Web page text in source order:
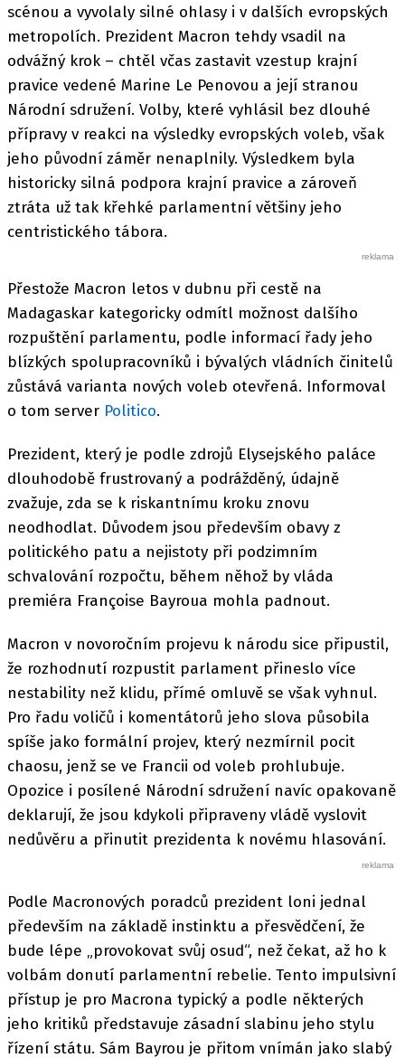
scénou a vyvolaly silné ohlasy i v dalších evropských
metropolích. Prezident Macron tehdy vsadil na
odvážný krok – chtěl včas zastavit vzestup krajní
pravice vedené Marine Le Penovou a její stranou
Národní sdružení. Volby, které vyhlásil bez dlouhé
přípravy v reakci na výsledky evropských voleb, však
jeho původní záměr nenaplnily. Výsledkem byla
historicky silná podpora krajní pravice a zároveň
ztráta už tak křehké parlamentní většiny jeho
centristického tábora.
Přestože Macron letos v dubnu při cestě na
Madagaskar kategoricky odmítl možnost dalšího
rozpuštění parlamentu, podle informací řady jeho
blízkých spolupracovníků i bývalých vládních činitelů
zůstává varianta nových voleb otevřená. Informoval
o tom server Politico.
Prezident, který je podle zdrojů Elysejského paláce
dlouhodobě frustrovaný a podrážděný, údajně
zvažuje, zda se k riskantnímu kroku znovu
neodhodlat. Důvodem jsou především obavy z
politického patu a nejistoty při podzimním
schvalování rozpočtu, během něhož by vláda
premiéra Françoise Bayroua mohla padnout.
Macron v novoročním projevu k národu sice připustil,
že rozhodnutí rozpustit parlament přineslo více
nestability než klidu, přímé omluvě se však vyhnul.
Pro řadu voličů i komentátorů jeho slova působila
spíše jako formální projev, který nezmírnil pocit
chaosu, jenž se ve Francii od voleb prohlubuje.
Opozice i posílené Národní sdružení navíc opakovaně
deklarují, že jsou kdykoli připraveny vládě vyslovit
nedůvěru a přinutit prezidenta k novému hlasování.
Podle Macronových poradců prezident loni jednal
především na základě instinktu a přesvědčení, že
bude lépe „provokovat svůj osud“, než čekat, až ho k
volbám donutí parlamentní rebelie. Tento impulsivní
přístup je pro Macrona typický a podle některých
jeho kritiků představuje zásadní slabinu jeho stylu
řízení státu. Sám Bayrou je přitom vnímán jako slabý